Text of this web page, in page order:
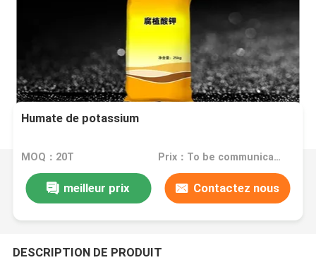
Humate de potassium
MOQ：20T Prix：To be communicated
meilleur prix Contactez nous
DESCRIPTION DE PRODUIT